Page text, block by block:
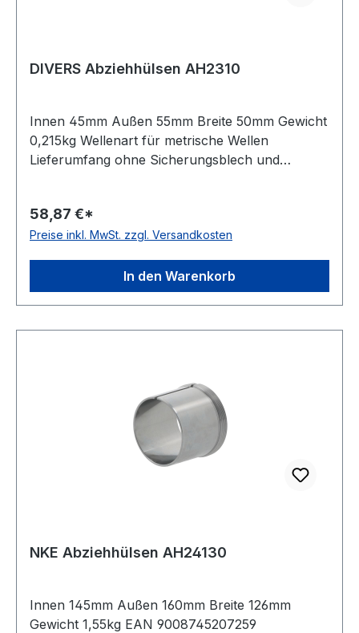
DIVERS Abziehhülsen AH2310
Innen 45mm Außen 55mm Breite 50mm Gewicht
0,215kg Wellenart für metrische Wellen
Lieferumfang ohne Sicherungsblech und
58,87 €*
Preise inkl. MwSt. zzgl. Versandkosten
In den Warenkorb
NKE Abziehhülsen AH24130
Innen 145mm Außen 160mm Breite 126mm
Gewicht 1,55kg EAN 9008745207259